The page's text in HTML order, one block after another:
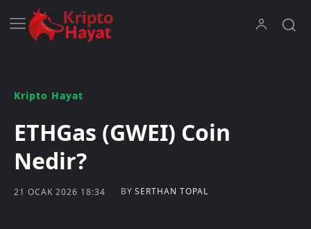
Kripto Hayat
ETHGas (GWEI) Coin
Nedir?
21 OCAK 2026 18:34 BY SERTHAN TOPAL